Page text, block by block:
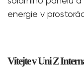
energie v
Vítejte v Uni Z